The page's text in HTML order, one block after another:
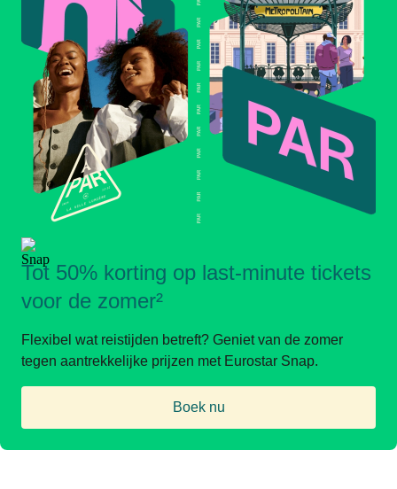
Tot 50% korting op last-minute tickets
voor de zomer²
Flexibel wat reistijden betreft? Geniet van de zomer
tegen aantrekkelijke prijzen met Eurostar Snap.
Boek nu